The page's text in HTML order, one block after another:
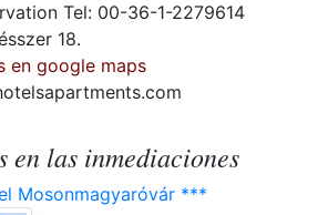
Tel: 00-36-1-2279614
18.
en google maps
en las inmediaciones
Mosonmagyaróvár ***